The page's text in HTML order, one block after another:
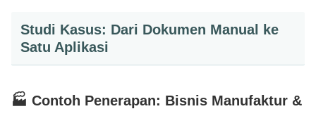
Studi Kasus: Dari Dokumen Manual ke
Satu Aplikasi
🏭 Contoh Penerapan: Bisnis Manufaktur &